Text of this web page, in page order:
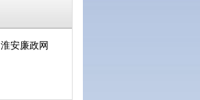
淮安廉政网